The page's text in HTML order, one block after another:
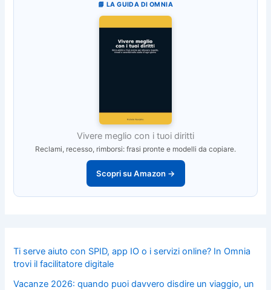
📘 LA GUIDA DI OMNIA
Vivere meglio con i tuoi diritti
Reclami, recesso, rimborsi: frasi pronte e modelli da copiare.
Scopri su Amazon →
Ti serve aiuto con SPID, app IO o i servizi online? In Omnia
trovi il facilitatore digitale
Vacanze 2026: quando puoi davvero disdire un viaggio, un